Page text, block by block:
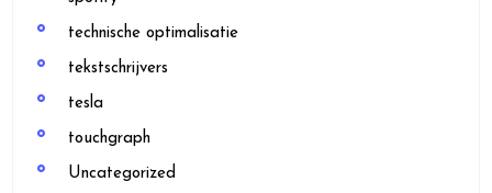
technische optimalisatie
tekstschrijvers
tesla
touchgraph
Uncategorized